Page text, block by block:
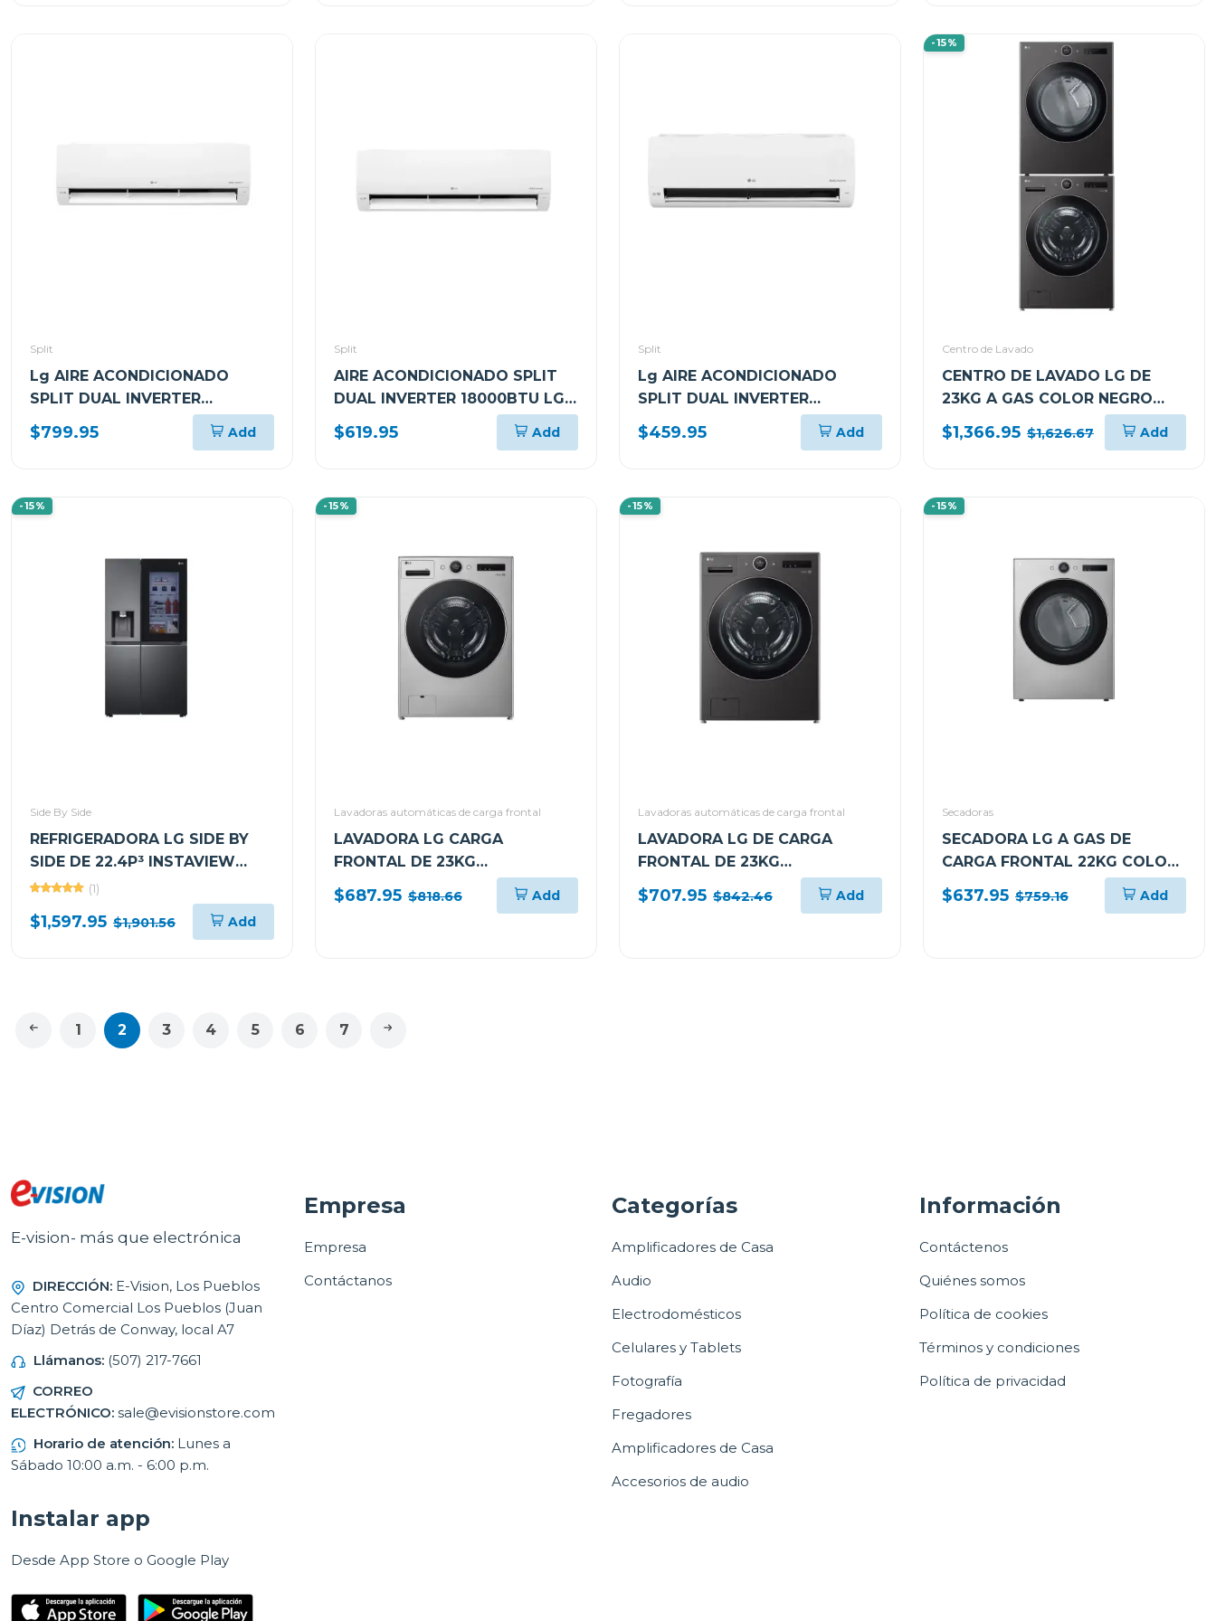
Split
Lg AIRE ACONDICIONADO
SPLIT DUAL INVERTER
24000BTU KW MANAGER
THINQ VM242C
$799.95 Add
Split
AIRE ACONDICIONADO SPLIT
DUAL INVERTER 18000BTU LG
KW MANAGER THINQ VM182C
$619.95 Add
Split
Lg AIRE ACONDICIONADO
SPLIT DUAL INVERTER
12000BTU KW MANAGER
THINQ VM122C
$459.95 Add
-15%
Centro de Lavado
CENTRO DE LAVADO LG DE
23KG A GAS COLOR NEGRO
WM23B/DF74B
$1,366.95 $1,626.67 Add
-15%
Side By Side
REFRIGERADORA LG SIDE BY
SIDE DE 22.4P³ INSTAVIEW
DOOR IN DOOR CRAFT ICE
(1)
$1,597.95 $1,901.56 Add
-15%
Lavadoras automáticas de carga frontal
LAVADORA LG CARGA
FRONTAL DE 23KG
TURBOWASH 360 AI DD CON
VAPOR WM23VFXS
$687.95 $818.66 Add
-15%
Lavadoras automáticas de carga frontal
LAVADORA LG DE CARGA
FRONTAL DE 23KG
TURBOWASH 360 AI DD CON
VAPOR WM23BFXS6
$707.95 $842.46 Add
-15%
Secadoras
SECADORA LG A GAS DE
CARGA FRONTAL 22KG COLOR
GRIS THINQ DF74VFXS6
$637.95 $759.16 Add
1 2 3 4 5 6 7
E-vision- más que electrónica
DIRECCIÓN: E-Vision, Los Pueblos
Centro Comercial Los Pueblos (Juan
Díaz) Detrás de Conway, local A7
Llámanos: (507) 217-7661
CORREO
ELECTRÓNICO: sale@evisionstore.com
Horario de atención: Lunes a
Sábado 10:00 a.m. - 6:00 p.m.
Empresa
Empresa
Contáctanos
Categorías
Amplificadores de Casa
Audio
Electrodomésticos
Celulares y Tablets
Fotografía
Fregadores
Amplificadores de Casa
Accesorios de audio
Información
Contáctenos
Quiénes somos
Política de cookies
Términos y condiciones
Política de privacidad
Instalar app
Desde App Store o Google Play